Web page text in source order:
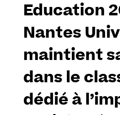
Education
Nantes
maintient
dans le
dédié à